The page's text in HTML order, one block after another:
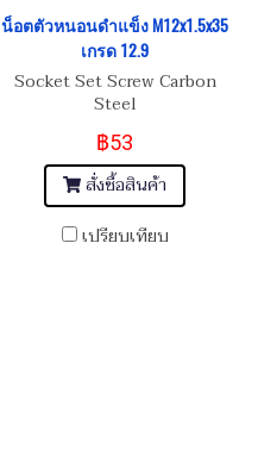
น็อตตัวหนอนดำแข็ง M12x1.5x35
เกรด 12.9
Socket Set Screw Carbon
Steel
฿53
สั่งซื้อสินค้า
เปรียบเทียบ